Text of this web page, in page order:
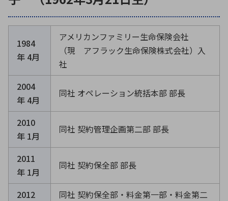
1984
年 4月
アメリカンファミリー生命保険会社
（現 アフラック生命保険株式会社）入
社
2004
年 4月
同社 オペレーション統括本部 部長
2010
年 1月
同社 契約管理企画第二部 部長
2011
年 1月
同社 契約保全部 部長
2012
同社 契約保全部・料金第一部・料金第二